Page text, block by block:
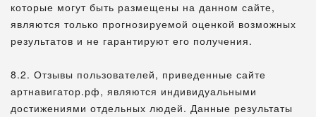
которые могут быть размещены на данном сайте,
являются только прогнозируемой оценкой возможных
результатов и не гарантируют его получения.
8.2. Отзывы пользователей, приведенные сайте
артнавигатор.рф, являются индивидуальными
достижениями отдельных людей. Данные результаты